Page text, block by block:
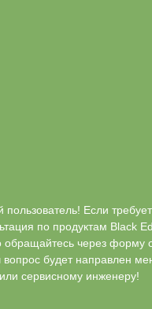
Если
по продуктам Black
обращайтесь через форму
вопрос будет направлен
или сервисному инженеру!